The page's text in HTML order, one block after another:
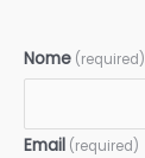
Nome (required)
Email (required)